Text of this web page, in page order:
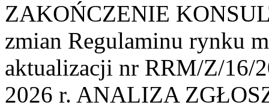
ZAKOŃCZENIE
zmian Regulaminu rynku
aktualizacji nr RRM/Z/16/
2026 r. ANALIZA